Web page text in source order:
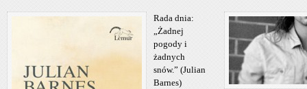
Rada dnia:
„Żadnej
pogody i
żadnych
snów.” (Julian
Barnes)